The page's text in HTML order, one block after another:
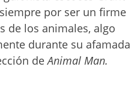
por ser un firme
de los animales, algo
durante su afamada
deAnimal Man.